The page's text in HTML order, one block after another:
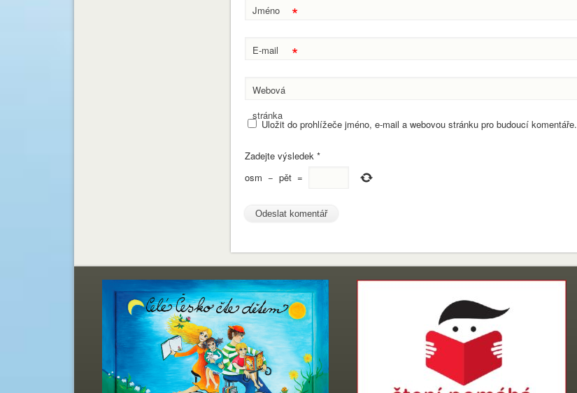
Jméno *
E-mail *
Webová
stránka
Uložit do prohlížeče jméno, e-mail a webovou stránku pro budoucí komentáře.
Zadejte výsledek*
osm − pět =